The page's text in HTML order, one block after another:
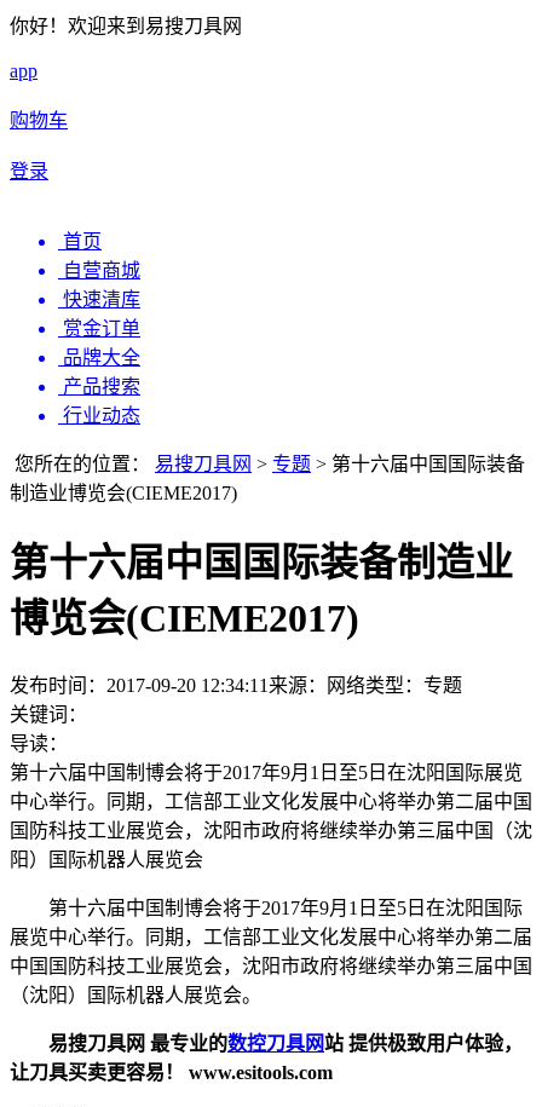
你好！欢迎来到易搜刀具网
app
购物车
登录
首页
自营商城
快速清库
赏金订单
品牌大全
产品搜索
行业动态
您所在的位置： 易搜刀具网 > 专题 > 第十六届中国国际装备
制造业博览会(CIEME2017)
第十六届中国国际装备制造业
博览会(CIEME2017)
发布时间：2017-09-20 12:34:11 来源：网络类型： 专题
关键词：
导读：
第十六届中国制博会将于2017年9月1日至5日在沈阳国际展览
中心举行。同期，工信部工业文化发展中心将举办第二届中国
国防科技工业展览会，沈阳市政府将继续举办第三届中国（沈
阳）国际机器人展览会
第十六届中国制博会将于2017年9月1日至5日在沈阳国际
展览中心举行。同期，工信部工业文化发展中心将举办第二届
中国国防科技工业展览会，沈阳市政府将继续举办第三届中国
（沈阳）国际机器人展览会。
易搜刀具网 最专业的数控刀具网站 提供极致用户体验，
让刀具买卖更容易！ www.esitools.com